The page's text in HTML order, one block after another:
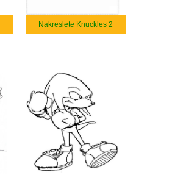
Nakreslete Knuckles 2